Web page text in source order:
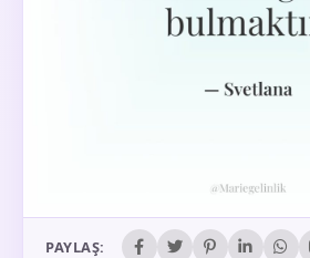
PAYLAŞ: